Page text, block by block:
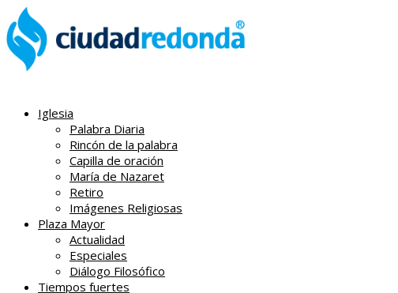
Iglesia
Palabra Diaria
Rincón de la palabra
Capilla de oración
María de Nazaret
Retiro
Imágenes Religiosas
Plaza Mayor
Actualidad
Especiales
Diálogo Filosófico
Tiempos fuertes